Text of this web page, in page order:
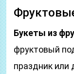
Букеты из
фруктовый
праздник или